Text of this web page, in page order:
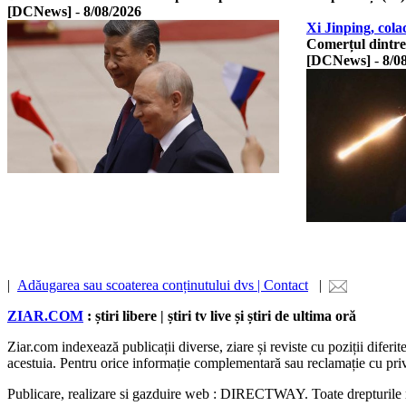
[DCNews] - 8/08/2026
Xi Jinping,
Comerțul
[DCNews] - 8/
| Adăugarea sau scoaterea conținutului dvs | Contact |
ZIAR.COM : știri libere | știri tv live și știri de ultima oră
Ziar.com indexează publicații diverse, ziare și reviste cu poziții
acestuia. Pentru orice informație complementară sau reclamație cu
Publicare, realizare si gazduire web : DIRECTWAY. Toate